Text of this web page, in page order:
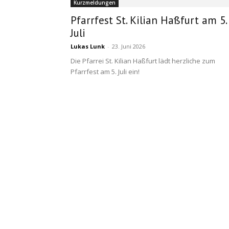
Kurzmeldungen
Pfarrfest St. Kilian Haßfurt am 5.
Juli
Lukas Lunk - 23. Juni 2026
Die Pfarrei St. Kilian Haßfurt lädt herzliche zum
Pfarrfest am 5. Juli ein!